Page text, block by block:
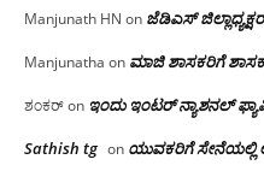
Manjunath HN on ಜೆಡಿಎಸ್
Manjunatha on ಮಾಜಿ ಶಾಸಕರಿಗೆ ಶಾಸಕ
ಶಂಕರ್on ಇಂದು ಇಂಟರ್ ನ್ಯಾಶನಲ್
Sathish tg on ಯುವಕರಿಗೆ ಸೇನೆಯಲ್ಲಿ